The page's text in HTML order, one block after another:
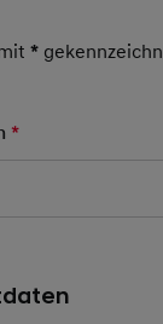
*
*